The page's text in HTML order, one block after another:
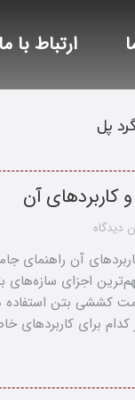
ارتباط با ما
پل
و کاربردهای آن
دیدگاه
آن راهنمای
اجزای
کششی بتن استفاده
برای کاربردهای